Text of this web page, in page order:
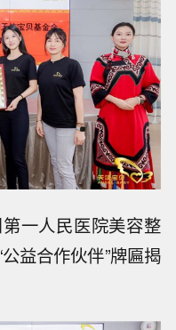
一人民医院美容整
益合作伙伴”牌匾揭